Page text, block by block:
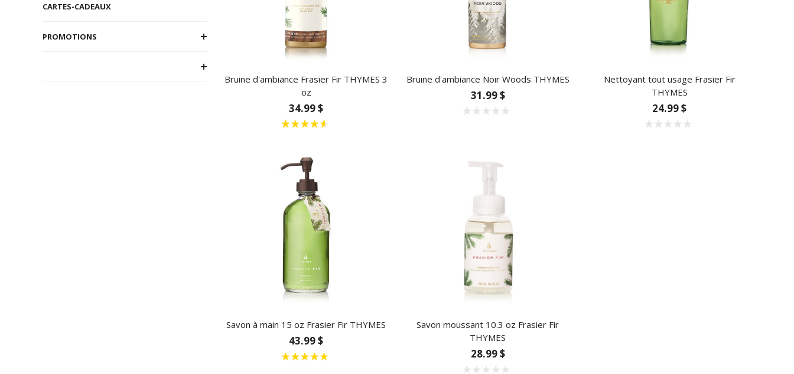
CARTES-CADEAUX
PROMOTIONS
Bruine d'ambiance Frasier Fir THYMES 3
oz
34.99 $
Bruine d'ambiance Noir Woods THYMES
31.99 $
Nettoyant tout usage Frasier Fir
THYMES
24.99 $
Savon à main 15 oz Frasier Fir THYMES
43.99 $
Savon moussant 10.3 oz Frasier Fir
THYMES
28.99 $